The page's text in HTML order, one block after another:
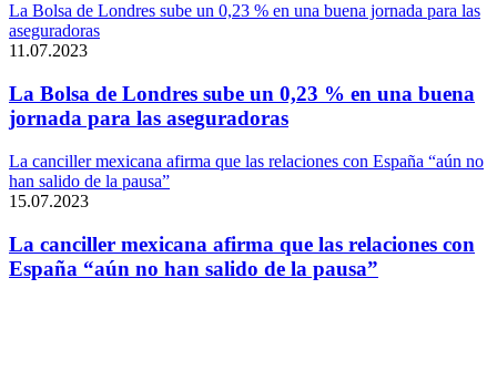
La Bolsa de Londres sube un 0,23 % en una buena jornada para las
aseguradoras
11.07.2023
La Bolsa de Londres sube un 0,23 % en una buena
jornada para las aseguradoras
La canciller mexicana afirma que las relaciones con España “aún no
han salido de la pausa”
15.07.2023
La canciller mexicana afirma que las relaciones con
España “aún no han salido de la pausa”